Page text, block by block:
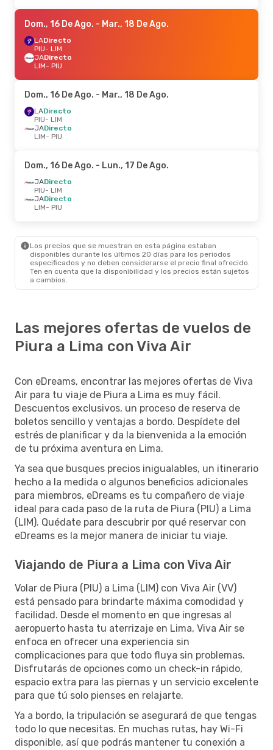
Dom., 16 De Ago. - Mar., 18 De Ago.
LADirecto
PIU- LIM
JADirecto
LIM- PIU
Dom., 16 De Ago. - Mar., 18 De Ago.
LADirecto
PIU- LIM
JADirecto
LIM- PIU
Dom., 16 De Ago. - Lun., 17 De Ago.
JADirecto
PIU- LIM
JADirecto
LIM- PIU
Los precios que se muestran en esta página estaban
disponibles durante los últimos 20 días para los periodos
especificados y no deben considerarse el precio final ofrecido.
Ten en cuenta que la disponibilidad y los precios están sujetos
a cambios.
Las mejores ofertas de vuelos de
Piura a Lima con Viva Air
Con eDreams, encontrar las mejores ofertas de Viva
Air para tu viaje de Piura a Lima es muy fácil.
Descuentos exclusivos, un proceso de reserva de
boletos sencillo y ventajas a bordo. Despídete del
estrés de planificar y da la bienvenida a la emoción
de tu próxima aventura en Lima.
Ya sea que busques precios inigualables, un itinerario
hecho a la medida o algunos beneficios adicionales
para miembros, eDreams es tu compañero de viaje
ideal para cada paso de la ruta de Piura (PIU) a Lima
(LIM). Quédate para descubrir por qué reservar con
eDreams es la mejor manera de iniciar tu viaje.
Viajando de Piura a Lima con Viva Air
Volar de Piura (PIU) a Lima (LIM) con Viva Air (VV)
está pensado para brindarte máxima comodidad y
facilidad. Desde el momento en que ingresas al
aeropuerto hasta tu aterrizaje en Lima, Viva Air se
enfoca en ofrecer una experiencia sin
complicaciones para que todo fluya sin problemas.
Disfrutarás de opciones como un check-in rápido,
espacio extra para las piernas y un servicio excelente
para que tú solo pienses en relajarte.
Ya a bordo, la tripulación se asegurará de que tengas
todo lo que necesitas. En muchas rutas, hay Wi-Fi
disponible, así que podrás mantener tu conexión a